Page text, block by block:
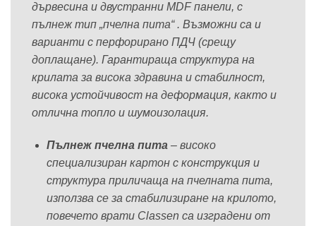
дървесина и двустранни MDF панели, с
пълнеж тип „пчелна пита“ . Възможни са и
варианти с перфорирано ПДЧ (срещу
доплащане). Гарантираща структура на
крилата за висока здравина и стабилност,
висока устойчивост на деформация, както и
отлична топло и шумоизолация.
Пълнеж пчелна пита – високо
специализиран картон с конструкция и
структура приличаща на пчелната пита,
използва се за стабилизиране на крилото,
повечето врати Classen са изградени от